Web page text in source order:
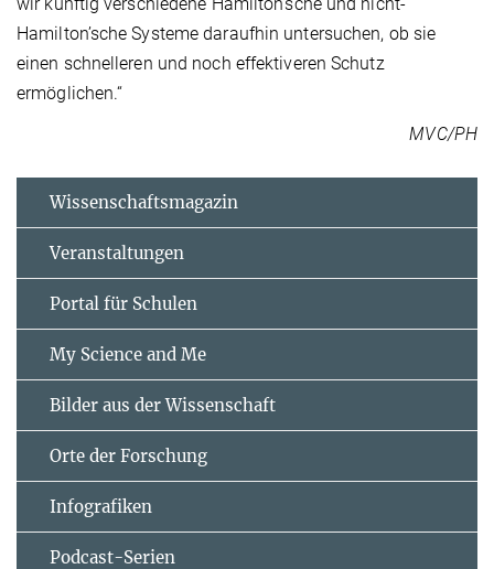
Hamilton’sche Systeme daraufhin untersuchen, ob sie
einen schnelleren und noch effektiveren Schutz
ermöglichen.“
MVC/PH
Wissenschaftsmagazin
Veranstaltungen
Portal für Schulen
My Science and Me
Bilder aus der Wissenschaft
Orte der Forschung
Infografiken
Podcast-Serien